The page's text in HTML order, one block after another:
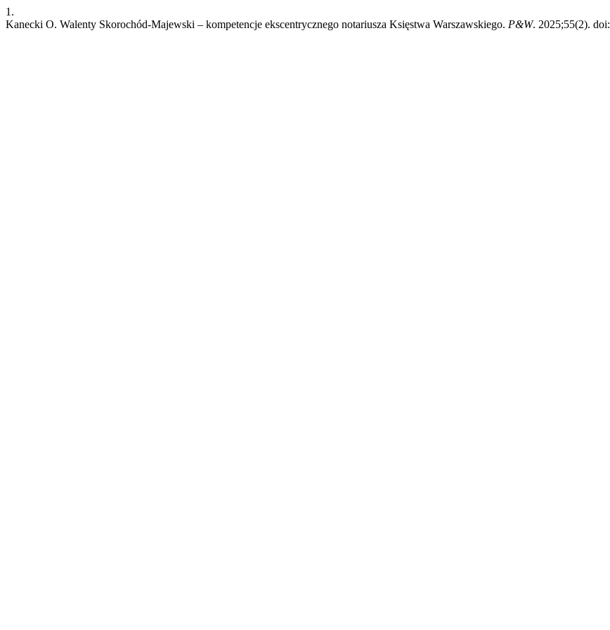
1.
Kanecki O. Walenty Skorochód-Majewski – kompetencje ekscentrycznego notariusza Księstwa Warszawskiego. P&W. 2025;55(2). doi: